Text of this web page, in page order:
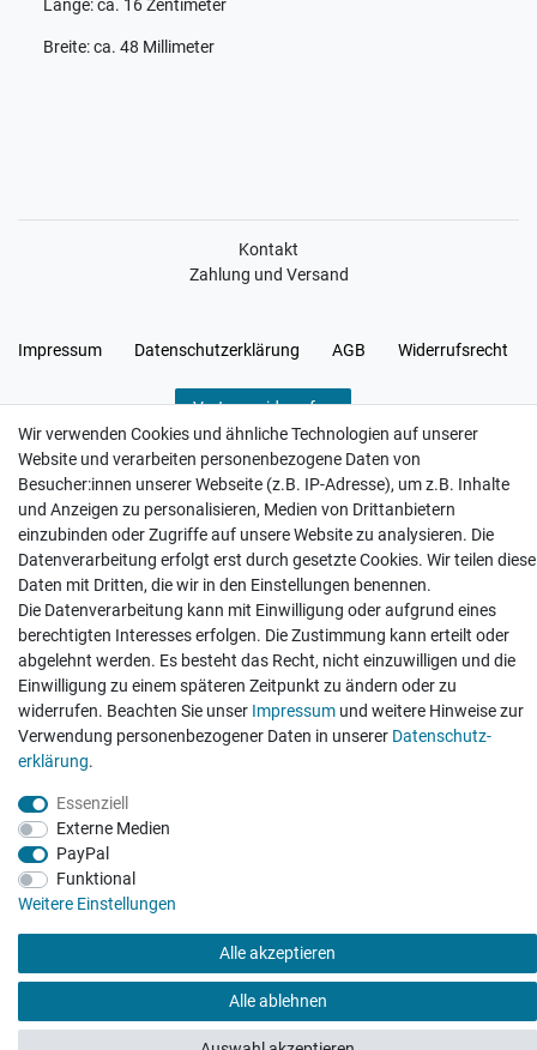
Länge: ca. 16 Zentimeter
Breite: ca. 48 Millimeter
Kontakt
Zahlung und Versand
Impressum Daten­schutz­erklärung AGB Widerrufs­recht
Vertrag widerrufen
Hatte etwas bestellt was fehlerhaft versendet
wurde. Mein Anliegen habe ich mitgeteilt und sofort
Er...
Datum der Veröffentlichung: 17.07.2026
Datum der Kauferfahrung: 10.07.2026
Wir verwenden Cookies und ähnliche Technologien auf unserer
Website und verarbeiten personenbezogene Daten von
Besucher:innen unserer Webseite (z.B. IP-Adresse), um z.B. Inhalte
und Anzeigen zu personalisieren, Medien von Drittanbietern
einzubinden oder Zugriffe auf unsere Website zu analysieren. Die
Datenverarbeitung erfolgt erst durch gesetzte Cookies. Wir teilen diese
Daten mit Dritten, die wir in den Einstellungen benennen.
Die Datenverarbeitung kann mit Einwilligung oder aufgrund eines
berechtigten Interesses erfolgen. Die Zustimmung kann erteilt oder
abgelehnt werden. Es besteht das Recht, nicht einzuwilligen und die
Einwilligung zu einem späteren Zeitpunkt zu ändern oder zu
widerrufen. Beachten Sie unser Impressum und weitere Hinweise zur
Verwendung personenbezogener Daten in unserer Daten­schutz­
erklärung.
Essenziell
Externe Medien
PayPal
Funktional
Weitere Einstellungen
Alle akzeptieren
Alle ablehnen